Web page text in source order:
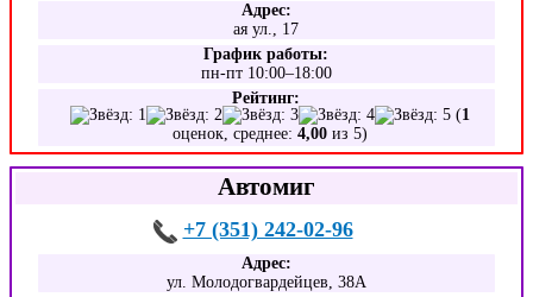
Адрес:
ая ул., 17
График работы:
пн-пт 10:00–18:00
Рейтинг:
(1
оценок, среднее:4,00 из 5)
Автомиг
+7 (351) 242-02-96
Адрес:
ул. Молодогвардейцев, 38А